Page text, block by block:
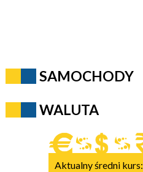
SAMOCHODY
WALUTA
Aktualny średni kurs: